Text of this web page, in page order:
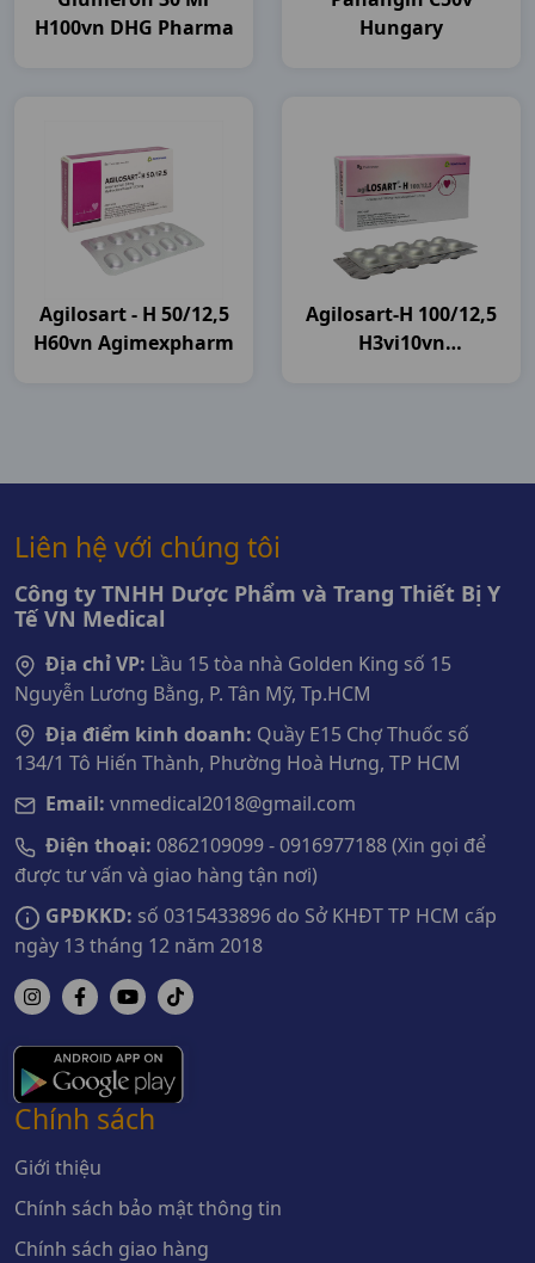
H100vn DHG Pharma
Hungary
Agilosart - H 50/12,5
H60vn Agimexpharm
Agilosart-H 100/12,5
H3vi10vn
Liên hệ với chúng tôi
Công ty TNHH Dược Phẩm và Trang Thiết Bị Y
Tế VN Medical
Địa chỉ VP: Lầu 15 tòa nhà Golden King số 15
Nguyễn Lương Bằng, P. Tân Mỹ, Tp.HCM
Địa điểm kinh doanh: Quầy E15 Chợ Thuốc số
134/1 Tô Hiến Thành, Phường Hoà Hưng, TP HCM
Email: vnmedical2018@gmail.com
Điện thoại: 0862109099 - 0916977188 (Xin gọi để
được tư vấn và giao hàng tận nơi)
GPĐKKD: số 0315433896 do Sở KHĐT TP HCM cấp
ngày 13 tháng 12 năm 2018
Chính sách
Giới thiệu
Chính sách bảo mật thông tin
Chính sách giao hàng